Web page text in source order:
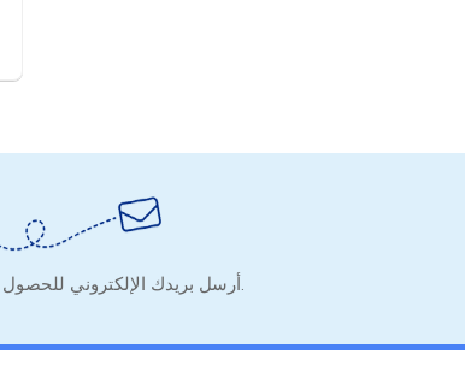
أرسل بريدك الإلكتروني للحصول على نصائح مفيدة ونموذج معلومات مفيدة.